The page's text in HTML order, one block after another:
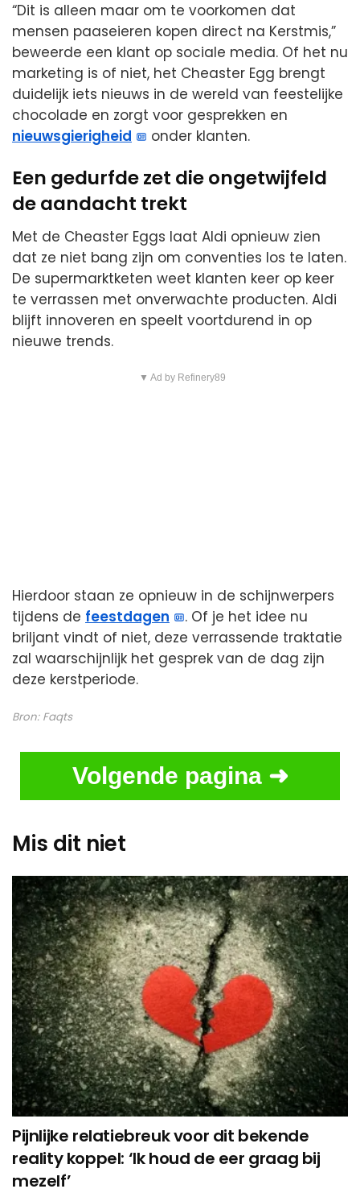
“Dit is alleen maar om te voorkomen dat
mensen paaseieren kopen direct na Kerstmis,”
beweerde een klant op sociale media. Of het nu
marketing is of niet, het Cheaster Egg brengt
duidelijk iets nieuws in de wereld van feestelijke
chocolade en zorgt voor gesprekken en
nieuwsgierigheid
onder klanten.
Een gedurfde zet die ongetwijfeld
de aandacht trekt
Met de Cheaster Eggs laat Aldi opnieuw zien
dat ze niet bang zijn om conventies los te laten.
De supermarktketen weet klanten keer op keer
te verrassen met onverwachte producten. Aldi
blijft innoveren en speelt voortdurend in op
nieuwe trends.
▼ Ad by Refinery89
Hierdoor staan ze opnieuw in de schijnwerpers
tijdens de feestdagen
. Of je het idee nu
briljant vindt of niet, deze verrassende traktatie
zal waarschijnlijk het gesprek van de dag zijn
deze kerstperiode.
Bron: Faqts
Volgende pagina ➜
Mis dit niet
Pijnlijke relatiebreuk voor dit bekende
reality koppel: ‘Ik houd de eer graag bij
mezelf’